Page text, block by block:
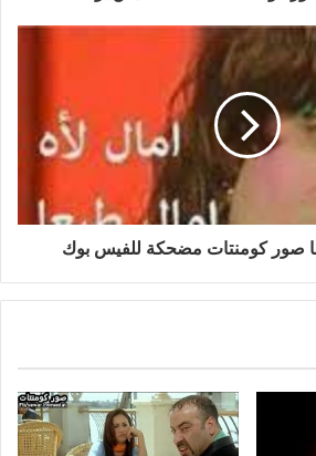
صور كومنتات مضحكة للفيس بوك